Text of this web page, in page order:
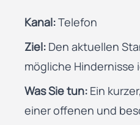
Kanal:Telefon
Ziel: Den aktuellen
mögliche Hindernisse
Was Sie tun: Ein
einer offenen und